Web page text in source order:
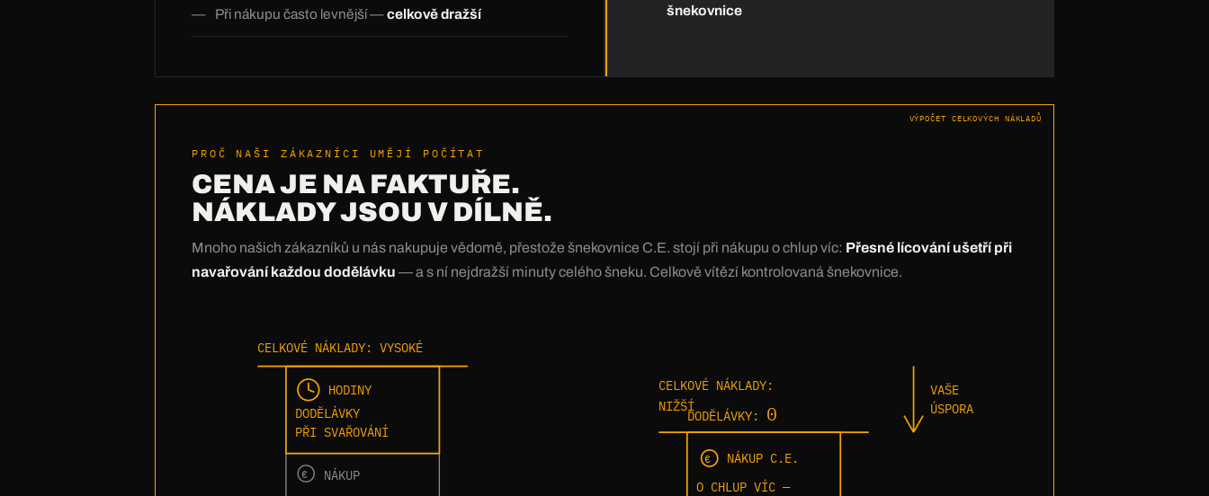
Při nákupu často levnější —celkově dražší
šnekovnice
VÝPOČET CELKOVÝCH NÁKLADŮ
PROČ NAŠI ZÁKAZNÍCI UMĚJÍ POČÍTAT
CENA JE NA FAKTUŘE.
NÁKLADY JSOU V DÍLNĚ.
Mnoho našich zákazníků u nás nakupuje vědomě, přestože šnekovnice C.E. stojí při nákupu o chlup víc: Přesné lícování ušetří při
navařování každou dodělávku — a s ní nejdražší minuty celého šneku. Celkově vítězí kontrolovaná šnekovnice.
€
NÁKUP
HODINY
DODĚLÁVKY
PŘI SVAŘOVÁNÍ
CELKOVÉ NÁKLADY: VYSOKÉ
€
NÁKUP C.E.
O CHLUP VÍC —
DODĚLÁVKY: 0
CELKOVÉ NÁKLADY:
NIŽŠÍ
VAŠE
ÚSPORA